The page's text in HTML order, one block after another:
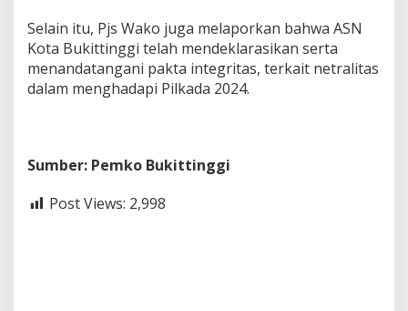
Selain itu, Pjs Wako juga melaporkan bahwa ASN
Kota Bukittinggi telah mendeklarasikan serta
menandatangani pakta integritas, terkait netralitas
dalam menghadapi Pilkada 2024.
Sumber: Pemko Bukittinggi
Post Views: 2,998